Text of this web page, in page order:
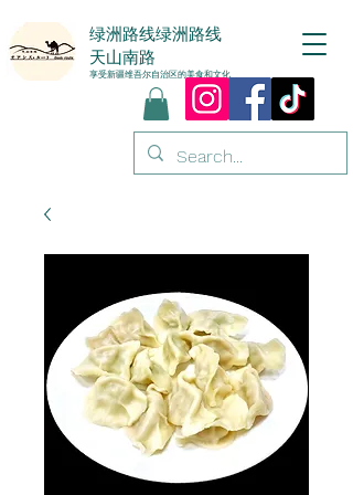
绿洲路线绿洲路线
天山南路
享受新疆维吾尔自治区的美食和文化